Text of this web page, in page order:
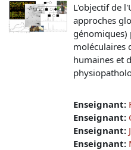
L'objectif de
approches
génomiques)
moléculaires
humaines et
Enseignant:
Enseignant:
Enseignant:
Enseignant: